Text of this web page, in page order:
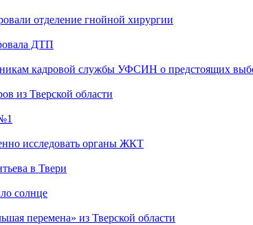
отделение гнойной хирургии
ДТП
кадровой службы УФСИН о предстоящих
из Тверской области
исследовать органы ЖКТ
в Твери
солнце
перемена» из Тверской области